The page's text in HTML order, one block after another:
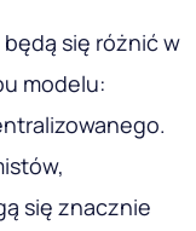
się różnić w
modelu:
się znacznie